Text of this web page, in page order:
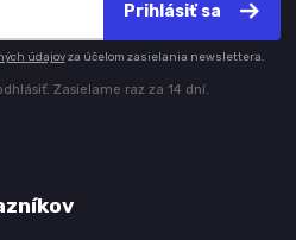
Prihlásiť sa
údajovza účelom zasielania newslettera.
Zasielame raz za 14 dní.